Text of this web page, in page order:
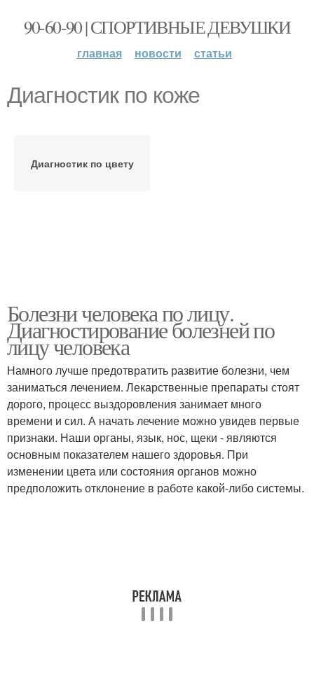
90-60-90 | СПОРТИВНЫЕ ДЕВУШКИ
главная новости статьи
Диагностик по коже
Диагностик по цвету
Болезни человека по лицу.
Диагностирование болезней по
лицу человека
Намного лучше предотвратить развитие болезни, чем
заниматься лечением. Лекарственные препараты стоят
дорого, процесс выздоровления занимает много
времени и сил. А начать лечение можно увидев первые
признаки. Наши органы, язык, нос, щеки - являются
основным показателем нашего здоровья. При
изменении цвета или состояния органов можно
предположить отклонение в работе какой-либо системы.